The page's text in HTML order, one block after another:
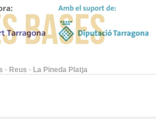
· Reus · La Pineda Platja